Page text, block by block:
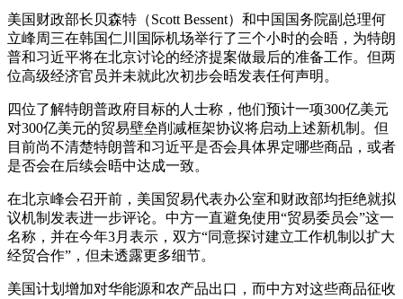
美国财政部长贝森特（Scott Bessent）和中国国务院副总理何
立峰周三在韩国仁川国际机场举行了三个小时的会晤，为特朗
普和习近平将在北京讨论的经济提案做最后的准备工作。但两
位高级经济官员并未就此次初步会晤发表任何声明。
四位了解特朗普政府目标的人士称，他们预计一项300亿美元
对300亿美元的贸易壁垒削减框架协议将启动上述新机制。但
目前尚不清楚特朗普和习近平是否会具体界定哪些商品，或者
是否会在后续会晤中达成一致。
在北京峰会召开前，美国贸易代表办公室和财政部均拒绝就拟
议机制发表进一步评论。中方一直避免使用“贸易委员会”这一
名称，并在今年3月表示，双方“同意探讨建立工作机制以扩大
经贸合作”，但未透露更多细节。
美国计划增加对华能源和农产品出口，而中方对这些商品征收